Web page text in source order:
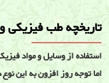
تاریخچه طب فیزیکی
استفاده از وسايل و مواد
اما توجه روز افزون به اين